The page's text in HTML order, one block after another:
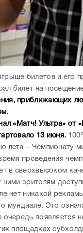
билетов и его
билет на
приближающих
«Матч! Ультра» от
13 июня.
лета – Чемпионату
проведения
в сверхвысоком
зрителям
нет никакой
мундиале. Это
появляется
площадках